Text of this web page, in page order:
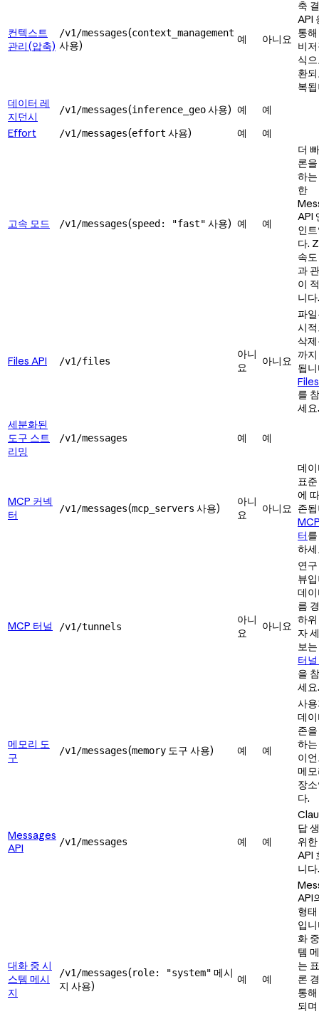
컨텍스트
관리(압축)
/v1/messages(context_management
사용) 예 아니요
축
API
통
비
식
환
복
데이터 레
지던시
/v1/messages(inference_geo사용) 예
예
Effort
/v1/messages(effort 사용) 예 예
고속 모드 /v1/messages(speed: "fast" 사용) 예 예
더
론
하
한
API
인
다.
속
과
이
니다.
Files API /v1/files
아니
요
아니요
파
시
삭
까
됩
를
세요.
세분화된
도구 스트
리밍
/v1/messages 예 예
MCP 커넥
터
/v1/messages(mcp_servers 사용)
아니
요
아니요
데
표
에
존
터
하
MCP 터널 /v1/tunnels
아니
요
아니요
연
뷰
데
름
하
자
보는
터
을
세요.
메모리 도
구
/v1/messages(memory 도구 사용) 예 예
사
데
존
하
이
메
장
다.
Messages
API
/v1/messages 예 예
답
위
API
니다.
대화 중 시
스템 메시
지
/v1/messages(role: "system" 메시
지 사용)
예 예
API
형
입
화
템
는
론
통
되